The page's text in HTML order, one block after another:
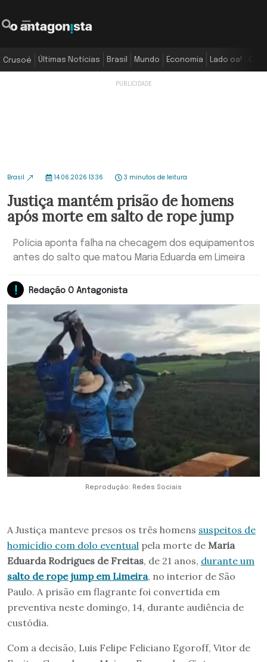
Crusoé Últimas Notícias Brasil Mundo Economia Lado oa!
Brasil 14.06.2026 13:36 3 minutos de leitura
Justiça mantém prisão de homens
após morte em salto de rope jump
Polícia aponta falha na checagem dos equipamentos
antes do salto que matou Maria Eduarda em Limeira
Redação O Antagonista
Reprodução: Redes Sociais
A Justiça manteve presos os três homens suspeitos de
homicídio com dolo eventual pela morte de Maria
Eduarda Rodrigues de Freitas, de 21 anos, durante um
salto de rope jump em Limeira, no interior de São
Paulo. A prisão em flagrante foi convertida em
preventiva neste domingo, 14, durante audiência de
custódia.
Com a decisão, Luis Felipe Feliciano Egoroff, Vitor de